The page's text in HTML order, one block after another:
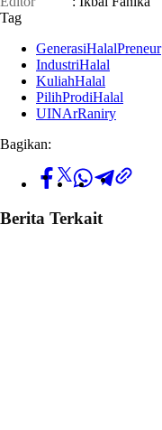
Tag
GenerasiHalalPreneur
IndustriHalal
KuliahHalal
PilihProdiHalal
UINArRaniry
Bagikan:
Berita Terkait